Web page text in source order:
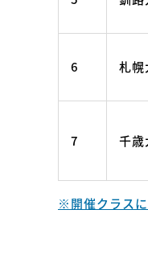
6 札幌
7 千歳
※開催クラス